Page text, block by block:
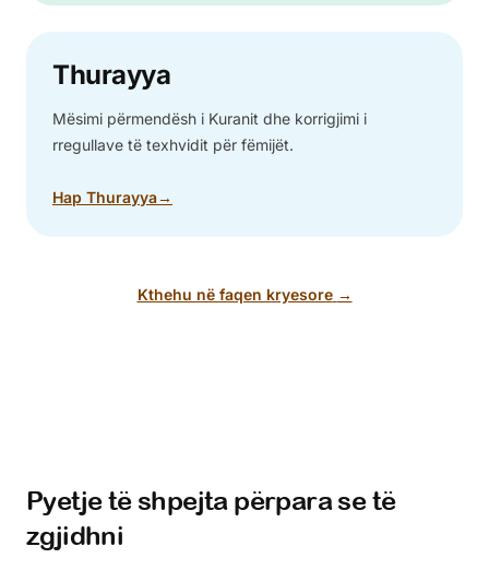
Thurayya
Mësimi përmendësh i Kuranit dhe korrigjimi i
rregullave të texhvidit për fëmijët.
Hap Thurayya→
Kthehu në faqen kryesore →
Pyetje të shpejta përpara se të
zgjidhni